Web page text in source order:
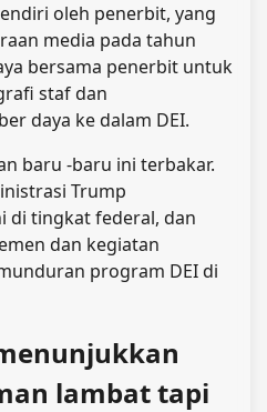
oleh penerbit, yang
media pada tahun
bersama penerbit untuk
staf dan
daya ke dalam DEI.
baru -baru ini terbakar.
Trump
di tingkat federal, dan
dan kegiatan
program DEI di
lambat tapi